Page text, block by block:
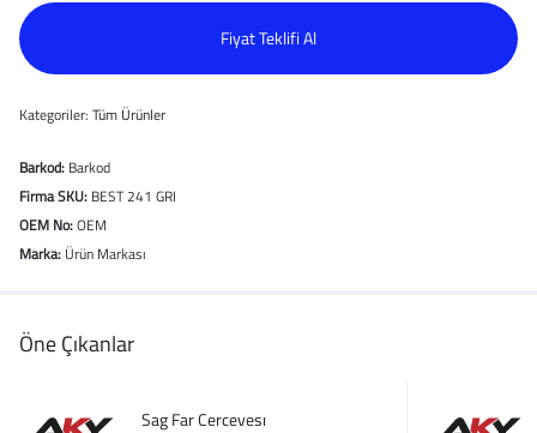
Fiyat Teklifi Al
Kategoriler: Tüm Ürünler
Barkod: Barkod
Firma SKU: BEST 241 GRI
OEM No:OEM
Marka: Ürün Markası
Öne Çıkanlar
Sag Far Cercevesı